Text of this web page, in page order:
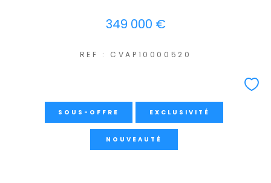
349 000 €
REF : CVAP10000520
SOUS-OFFRE EXCLUSIVITÉ
NOUVEAUTÉ